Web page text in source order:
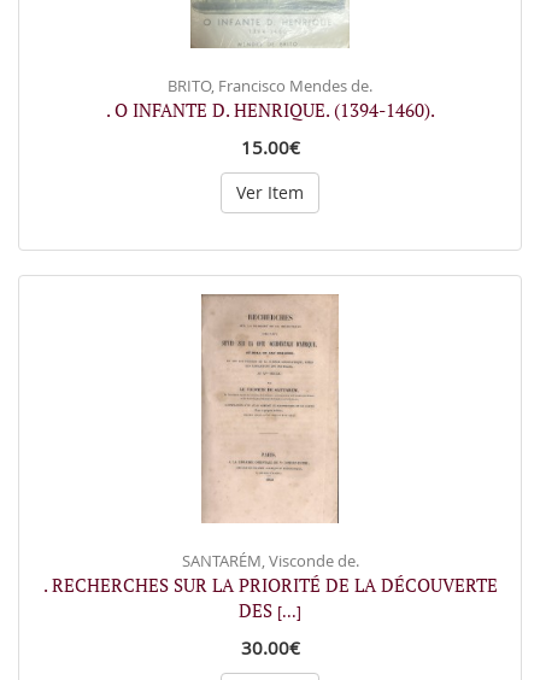
BRITO, Francisco Mendes de.
. O INFANTE D. HENRIQUE. (1394-1460).
15.00€
Ver Item
SANTARÉM, Visconde de.
. RECHERCHES SUR LA PRIORITÉ DE LA DÉCOUVERTE
DES [...]
30.00€